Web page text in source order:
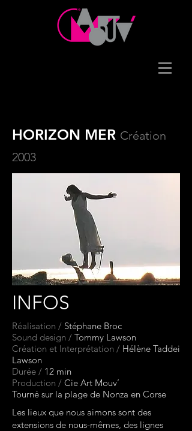
HORIZON MER Création
2003
INFOS
Réalisation / Stéphane Broc
Sound design / Tommy Lawson
Création et Interprétation / Hélène Taddei
Lawson
Durée / 12 min
Production / Cie Art Mouv’
Tourné sur la plage de Nonza en Corse
Les lieux que nous aimons sont des
extensions de nous-mêmes, des lignes